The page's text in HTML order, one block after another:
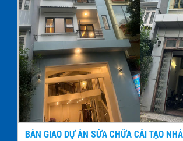
BÀN GIAO DỰ ÁN SỬA CHỮA CẢI TẠO